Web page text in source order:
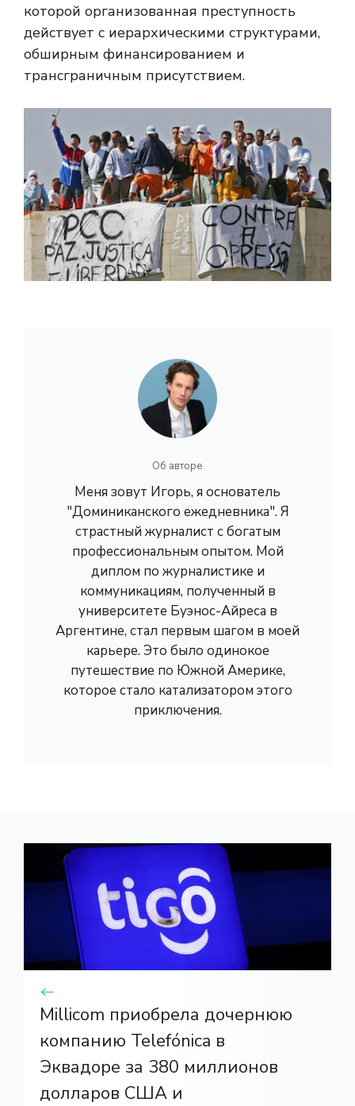
которой организованная преступность
действует с иерархическими структурами,
обширным финансированием и
трансграничным присутствием.
Об авторе
Меня зовут Игорь, я основатель
"Доминиканского ежедневника". Я
страстный журналист с богатым
профессиональным опытом. Мой
диплом по журналистике и
коммуникациям, полученный в
университете Буэнос-Айреса в
Аргентине, стал первым шагом в моей
карьере. Это было одинокое
путешествие по Южной Америке,
которое стало катализатором этого
приключения.
Millicom приобрела дочернюю
компанию Telefónica в
Эквадоре за 380 миллионов
долларов США и